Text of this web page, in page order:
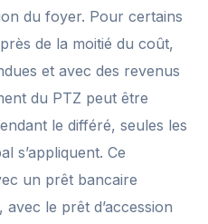
du foyer. Pour certains
de la moitié du coût,
et avec des revenus
du PTZ peut être
le différé, seules les
s’appliquent. Ce
un prêt bancaire
le prêt d’accession